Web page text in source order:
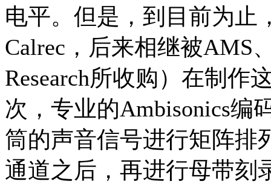
电平。但是，到目前为止
Calrec，后来相继被AMS
Research所收购）在制作
次，专业的Ambisonics编
筒的声音信号进行矩阵排
通道之后，再进行母带刻